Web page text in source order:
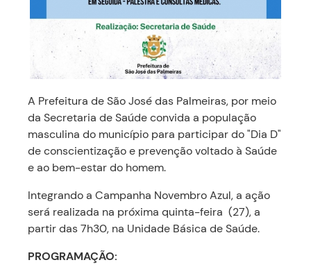
A Prefeitura de São José das Palmeiras, por meio
da Secretaria de Saúde convida a população
masculina do município para participar do "Dia D"
de conscientização e prevenção voltado à Saúde
e ao bem-estar do homem.
Integrando a Campanha Novembro Azul, a ação
será realizada na próxima quinta-feira (27), a
partir das 7h30, na Unidade Básica de Saúde.
PROGRAMAÇÃO: